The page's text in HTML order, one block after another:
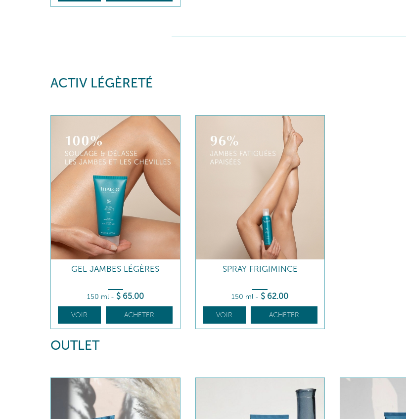
ACTIV LÉGÈRETÉ
GEL JAMBES LÉGÈRES
150 ml - $ 65.00
VOIR ACHETER
SPRAY FRIGIMINCE
150 ml - $ 62.00
VOIR ACHETER
OUTLET